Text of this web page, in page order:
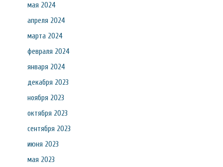
мая 2024
апреля 2024
марта 2024
февраля 2024
января 2024
декабря 2023
ноября 2023
октября 2023
сентября 2023
июня 2023
мая 2023